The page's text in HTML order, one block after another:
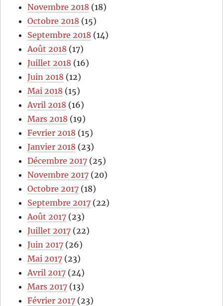
Novembre 2018 (18)
Octobre 2018 (15)
Septembre 2018 (14)
Août 2018 (17)
Juillet 2018 (16)
Juin 2018 (12)
Mai 2018 (15)
Avril 2018 (16)
Mars 2018 (19)
Fevrier 2018 (15)
Janvier 2018 (23)
Décembre 2017 (25)
Novembre 2017 (20)
Octobre 2017 (18)
Septembre 2017 (22)
Août 2017 (23)
Juillet 2017 (22)
Juin 2017 (26)
Mai 2017 (23)
Avril 2017 (24)
Mars 2017 (13)
Février 2017 (23)